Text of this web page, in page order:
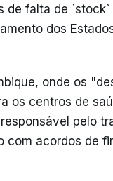
de falta de `stock`
dos
onde os
os centros de
pelo
com acordos de